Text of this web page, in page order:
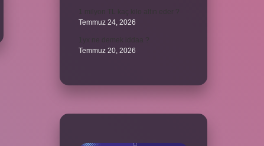
Temmuz 24, 2026
Temmuz 20, 2026